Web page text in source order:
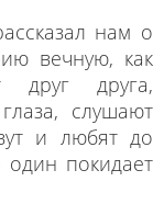
нам о
вечную, как
друг друга,
слушают
и любят до
один покидает